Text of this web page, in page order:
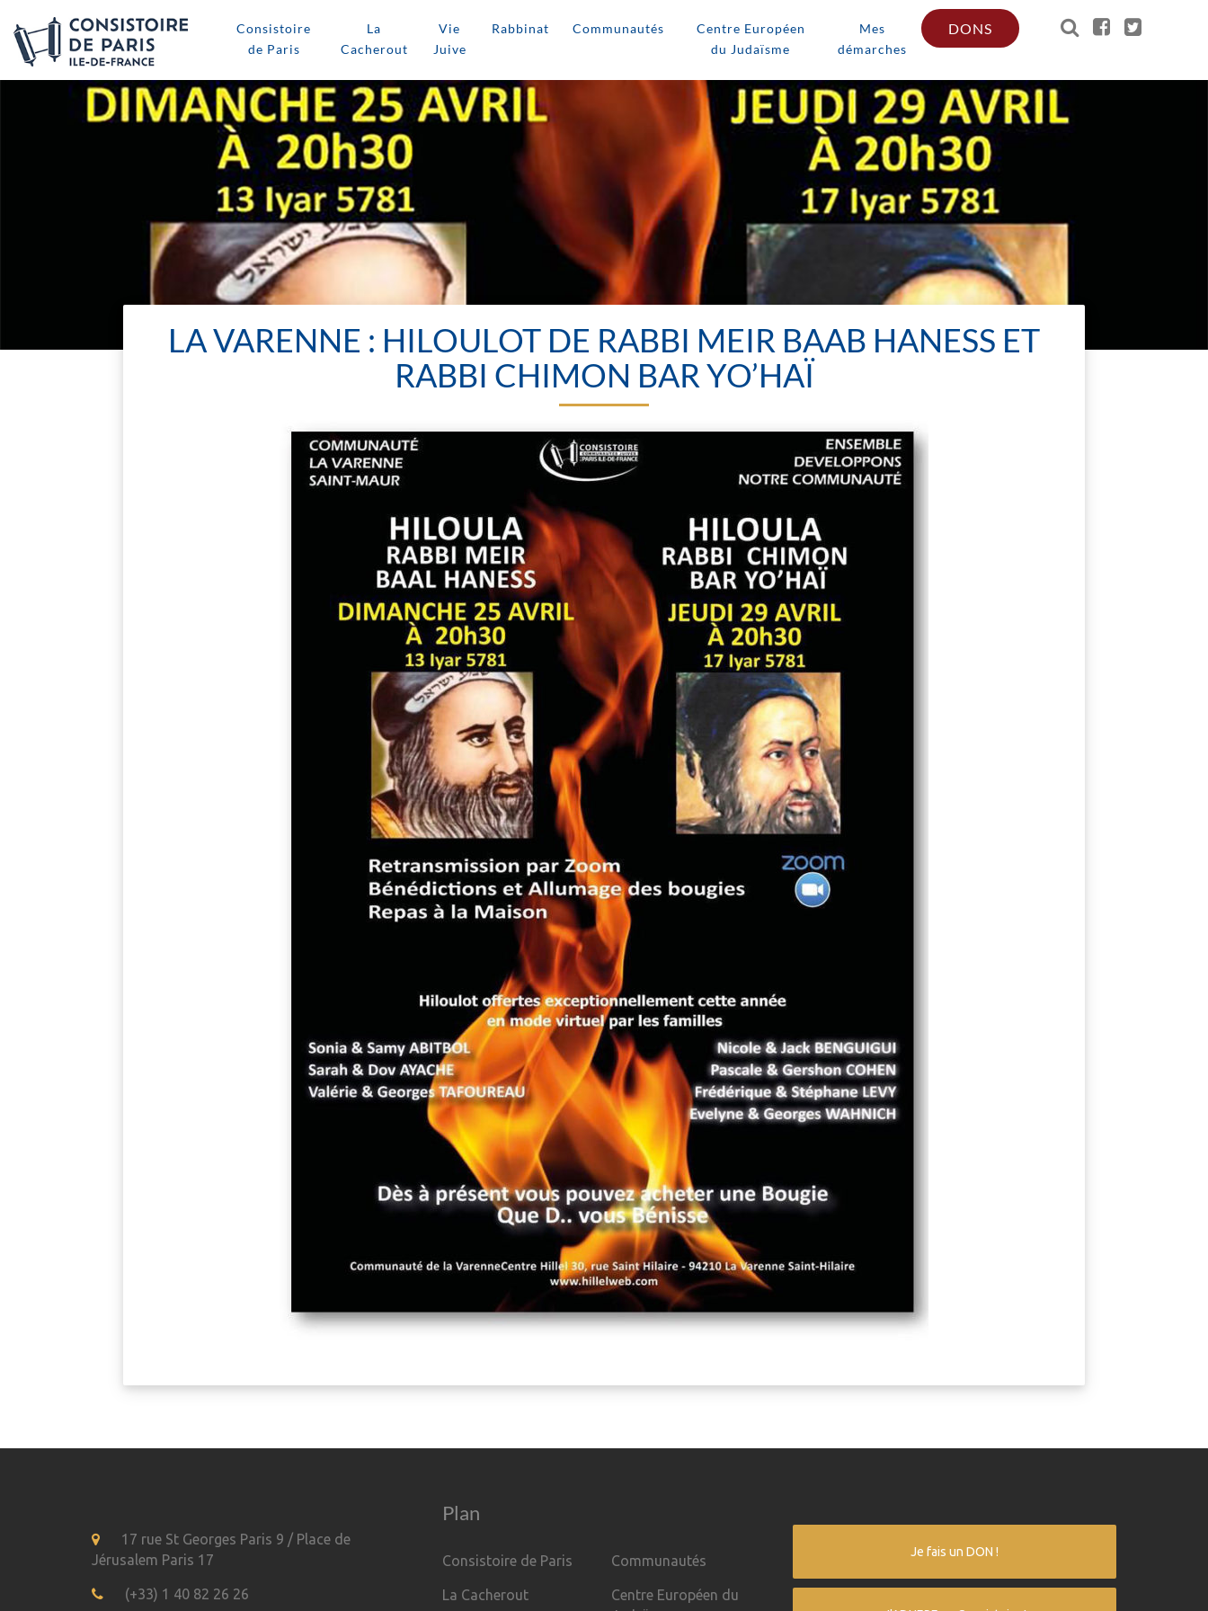
Consistoire
de Paris
La
Cacherout
Vie
Juive
Rabbinat Communautés
Centre Européen
du Judaïsme
Mes
démarches
DONS
LA VARENNE : HILOULOT DE RABBI MEIR BAAB HANESS ET
RABBI CHIMON BAR YO’HAÏ
17 rue St Georges Paris 9 / Place de
Jérusalem Paris 17
(+33) 1 40 82 26 26
Plan
Consistoire de Paris
La Cacherout
Communautés
Centre Européen du
Je fais un DON !